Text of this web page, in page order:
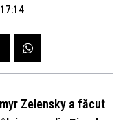
Zelensky a făcut